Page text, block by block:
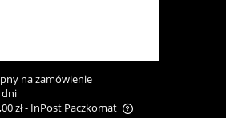
na zamówienie
zł- InPost Paczkomat